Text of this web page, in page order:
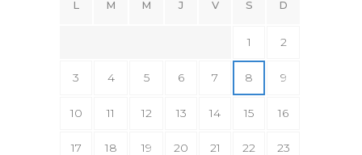
L M M J V S D
1 2
3 4 5 6 7 8 9
10 11 12 13 14 15 16
17 18 19 20 21 22 23